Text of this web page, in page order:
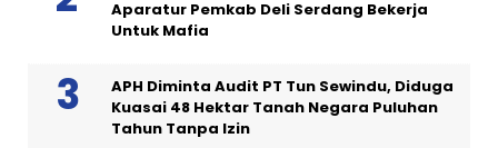
Aparatur Pemkab Deli Serdang Bekerja
Untuk Mafia
APH Diminta Audit PT Tun Sewindu, Diduga
Kuasai 48 Hektar Tanah Negara Puluhan
Tahun Tanpa Izin